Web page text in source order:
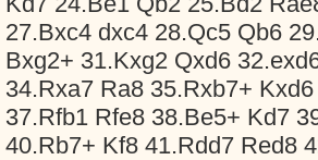
27.Bxc4 dxc4 28.Qc5 Qb6
Bxg2+ 31.Kxg2 Qxd6
34.Rxa7 Ra8 35.Rxb7+
37.Rfb1 Rfe8 38.Be5+ Kd7
40.Rb7+ Kf8 41.Rdd7 Red8